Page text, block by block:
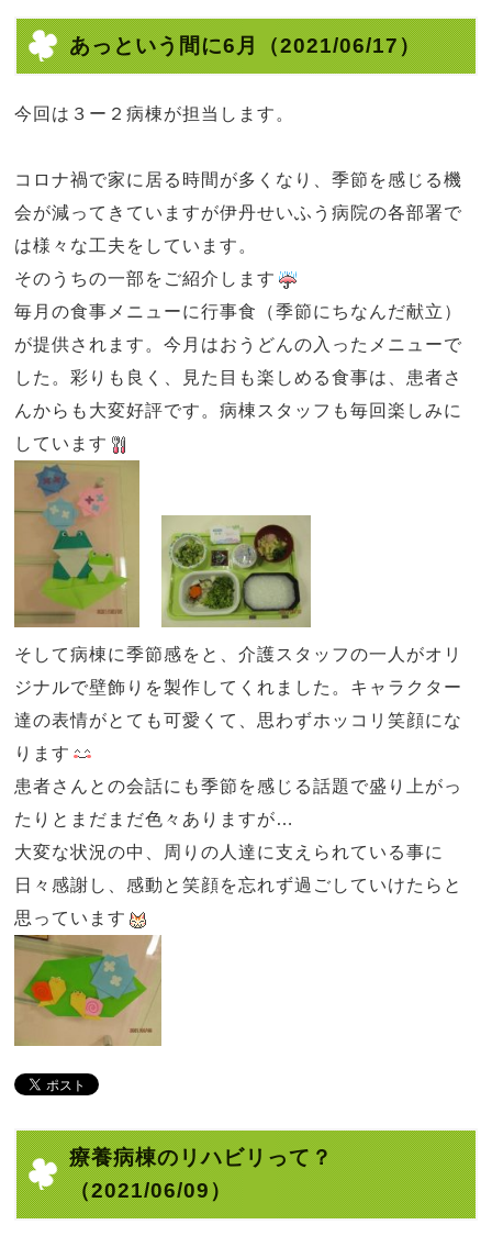
あっという間に6月 （2021/06/17）
今回は３ー２病棟が担当します。
コロナ禍で家に居る時間が多くなり、季節を感じる機
会が減ってきていますが伊丹せいふう病院の各部署で
は様々な工夫をしています。
そのうちの一部をご紹介します
毎月の食事メニューに行事食（季節にちなんだ献立）
が提供されます。今月はおうどんの入ったメニューで
した。彩りも良く、見た目も楽しめる食事は、患者さ
んからも大変好評です。病棟スタッフも毎回楽しみに
しています
そして病棟に季節感をと、介護スタッフの一人がオリ
ジナルで壁飾りを製作してくれました。キャラクター
達の表情がとても可愛くて、思わずホッコリ笑顔にな
ります
患者さんとの会話にも季節を感じる話題で盛り上がっ
たりとまだまだ色々ありますが…
大変な状況の中、周りの人達に支えられている事に
日々感謝し、感動と笑顔を忘れず過ごしていけたらと
思っています
療養病棟のリハビリって？
（2021/06/09）